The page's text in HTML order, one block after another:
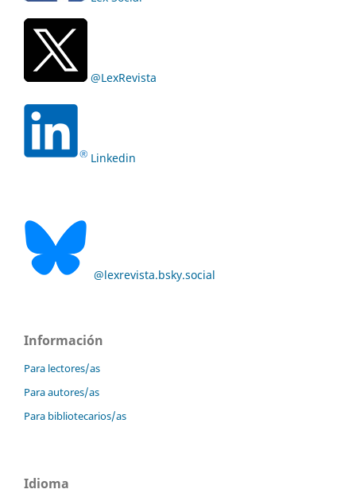
@LexRevista
Linkedin
@lexrevista.bsky.social
Información
Para lectores/as
Para autores/as
Para bibliotecarios/as
Idioma